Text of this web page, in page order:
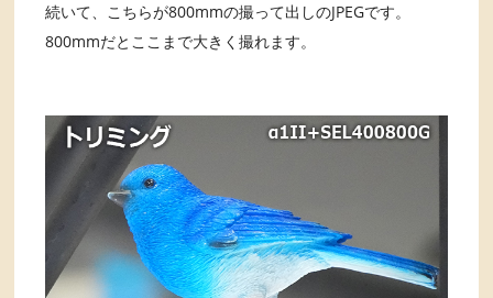
続いて、こちらが800mmの撮って出しのJPEGです。
800mmだとここまで大きく撮れます。